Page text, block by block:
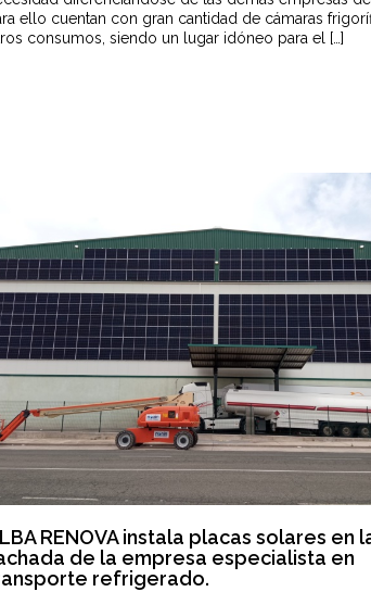
ello cuentan con gran cantidad de cámaras
consumos, siendo un lugar idóneo para el […]
RENOVA instala placas solares en
de la empresa especialista en
refrigerado.